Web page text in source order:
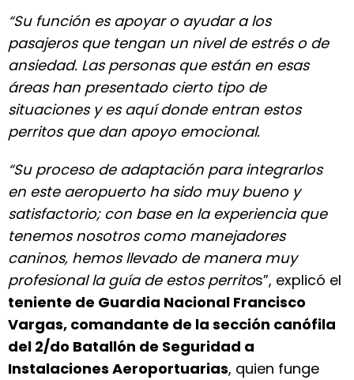
“Su función es apoyar o ayudar a los
pasajeros que tengan un nivel de estrés o de
ansiedad. Las personas que están en esas
áreas han presentado cierto tipo de
situaciones y es aquí donde entran estos
perritos que dan apoyo emocional.
“Su proceso de adaptación para integrarlos
en este aeropuerto ha sido muy bueno y
satisfactorio; con base en la experiencia que
tenemos nosotros como manejadores
caninos, hemos llevado de manera muy
profesional la guía de estos perritos”, explicó el
teniente de Guardia Nacional Francisco
Vargas, comandante de la sección canófila
del 2/do Batallón de Seguridad a
Instalaciones Aeroportuarias, quien funge